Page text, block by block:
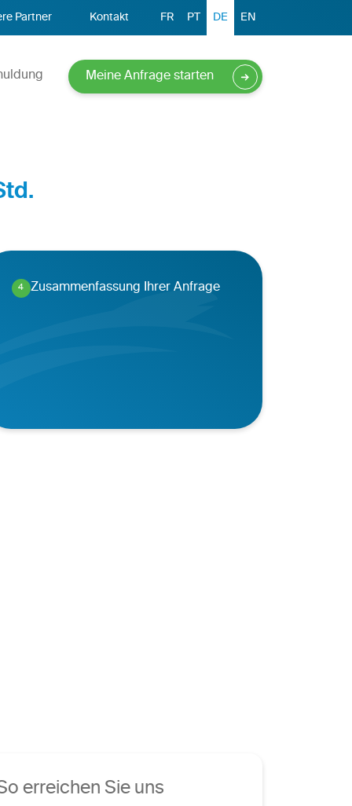
Partner Kontakt FR PT DE EN
Meine Anfrage starten
4
. Zusammenfassung Ihrer Anfrage
erreichen Sie uns